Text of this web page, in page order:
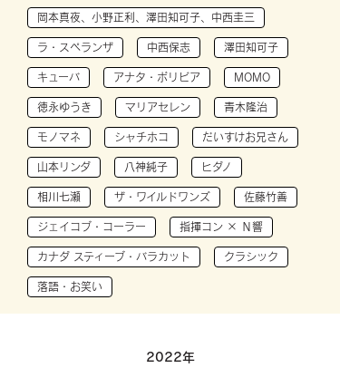
岡本真夜、小野正利、澤田知可子、中西圭三
ラ・スペランザ 中西保志 澤田知可子
キューバ アナタ・ボリビア MOMO
徳永ゆうき マリアセレン 青木隆治
モノマネ シャチホコ だいすけお兄さん
山本リンダ 八神純子 ヒダノ
相川七瀬 ザ・ワイルドワンズ 佐藤竹善
ジェイコブ・コーラー 指揮コン × Ｎ響
カナダ スティーブ・バラカット クラシック
落語・お笑い
2022年